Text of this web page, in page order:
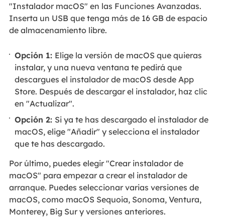
"Instalador macOS" en las Funciones Avanzadas.
Inserta un USB que tenga más de 16 GB de espacio
de almacenamiento libre.
Opción 1: Elige la versión de macOS que quieras
instalar, y una nueva ventana te pedirá que
descargues el instalador de macOS desde App
Store. Después de descargar el instalador, haz clic
en "Actualizar".
Opción 2: Si ya te has descargado el instalador de
macOS, elige "Añadir" y selecciona el instalador
que te has descargado.
Por último, puedes elegir "Crear instalador de
macOS" para empezar a crear el instalador de
arranque. Puedes seleccionar varias versiones de
macOS, como macOS Sequoia, Sonoma, Ventura,
Monterey, Big Sur y versiones anteriores.